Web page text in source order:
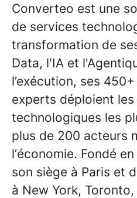
Converteo est une
de services
transformation de
Data, l'IA et
l’exécution, ses
experts déploient
technologiques les
plus de 200 acteurs
l’économie. Fondé
son siège à Paris et
à New York,